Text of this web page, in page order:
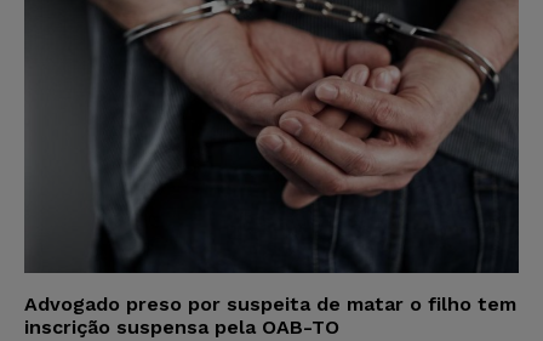
Advogado preso por suspeita de matar o filho tem
inscrição suspensa pela OAB-TO